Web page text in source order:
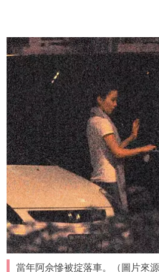
當年阿佘慘被掟落車。（圖片來